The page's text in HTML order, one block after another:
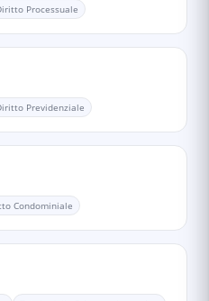
Processuale
Previdenziale
Condominiale